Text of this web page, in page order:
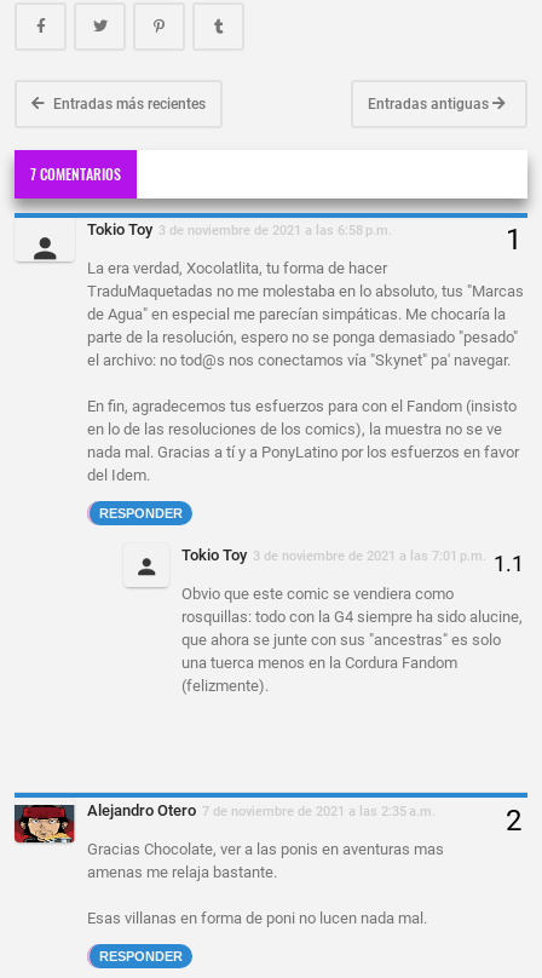
Entradas más recientes Entradas antiguas
7 COMENTARIOS
Tokio Toy 3 de noviembre de 2021 a las 6:58 p.m.
La era verdad, Xocolatlita, tu forma de hacer
TraduMaquetadas no me molestaba en lo absoluto, tus "Marcas
de Agua" en especial me parecían simpáticas. Me chocaría la
parte de la resolución, espero no se ponga demasiado "pesado"
el archivo: no tod@s nos conectamos vía "Skynet" pa' navegar.
En fin, agradecemos tus esfuerzos para con el Fandom (insisto
en lo de las resoluciones de los comics), la muestra no se ve
nada mal. Gracias a tí y a PonyLatino por los esfuerzos en favor
del Idem.
RESPONDER
Tokio Toy 3 de noviembre de 2021 a las 7:01 p.m.
Obvio que este comic se vendiera como
rosquillas: todo con la G4 siempre ha sido alucine,
que ahora se junte con sus "ancestras" es solo
una tuerca menos en la Cordura Fandom
(felizmente).
Alejandro Otero 7 de noviembre de 2021 a las 2:35 a.m.
Gracias Chocolate, ver a las ponis en aventuras mas
amenas me relaja bastante.
Esas villanas en forma de poni no lucen nada mal.
RESPONDER